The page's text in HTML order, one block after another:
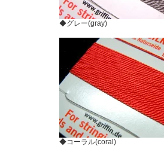
◆グレー(gray)
◆コーラル(coral)